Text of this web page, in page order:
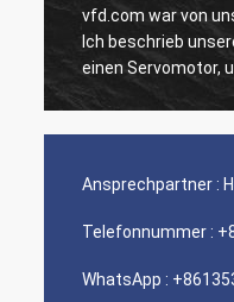
vfd.com war von
Ich beschrieb
einen Servomotor,
Modell mit
Beratung und ein
Ansprechpartner :
Telefonnummer :
WhatsApp :